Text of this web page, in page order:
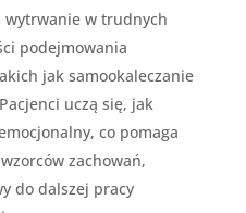
wytrwanie w trudnych
podejmowania
jak samookaleczanie
uczą się, jak
co pomaga
zachowań,
do dalszej pracy